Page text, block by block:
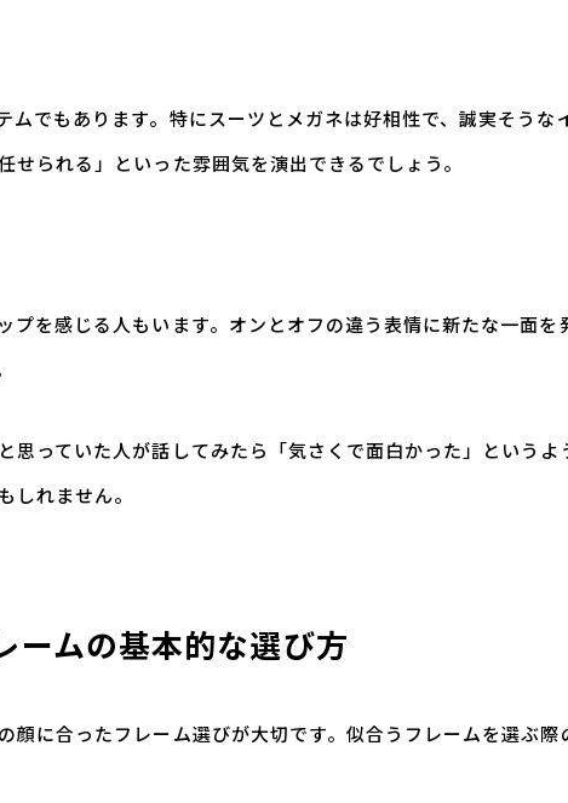
ムでもあります。特にスーツとメガネは好相性で、誠実そうな
られる」といった雰囲気を演出できるでしょう。
プを感じる人もいます。オンとオフの違う表情に新たな一面を
思っていた人が話してみたら「気さくで面白かった」というよ
しれません。
ームの基本的な選び方
顔に合ったフレーム選びが大切です。似合うフレームを選ぶ際